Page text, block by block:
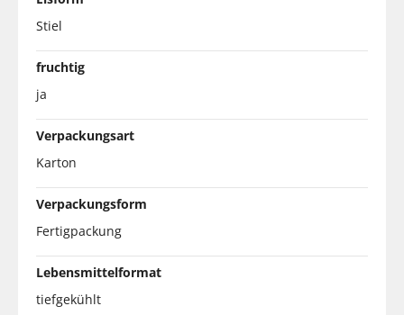
Stiel
fruchtig
ja
Verpackungsart
Karton
Verpackungsform
Fertigpackung
Lebensmittelformat
tiefgekühlt